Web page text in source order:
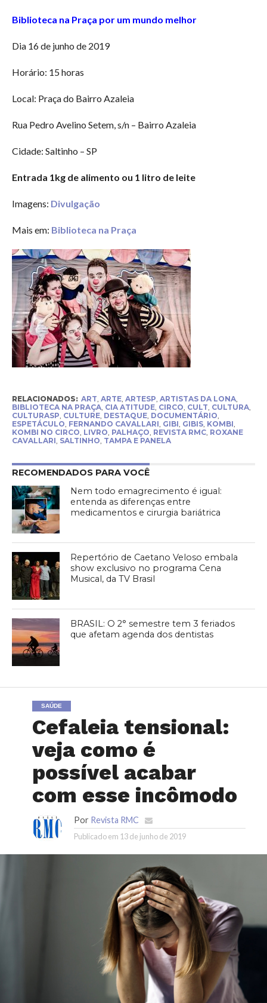
Biblioteca na Praça por um mundo melhor
Dia 16 de junho de 2019
Horário: 15 horas
Local: Praça do Bairro Azaleia
Rua Pedro Avelino Setem, s/n – Bairro Azaleia
Cidade: Saltinho – SP
Entrada 1kg de alimento ou 1 litro de leite
Imagens: Divulgação
Mais em: Biblioteca na Praça
RELACIONADOS: ART, ARTE, ARTESP, ARTISTAS DA LONA,
BIBLIOTECA NA PRAÇA, CIA ATITUDE, CIRCO, CULT, CULTURA,
CULTURASP, CULTURE, DESTAQUE, DOCUMENTÁRIO,
ESPETÁCULO, FERNANDO CAVALLARI, GIBI, GIBIS, KOMBI,
KOMBI NO CIRCO, LIVRO, PALHAÇO, REVISTA RMC, ROXANE
CAVALLARI, SALTINHO, TAMPA E PANELA
RECOMENDADOS PARA VOCÊ
Nem todo emagrecimento é igual:
entenda as diferenças entre
medicamentos e cirurgia bariátrica
Repertório de Caetano Veloso embala
show exclusivo no programa Cena
Musical, da TV Brasil
BRASIL: O 2° semestre tem 3 feriados
que afetam agenda dos dentistas
SAÚDE
Cefaleia tensional:
veja como é
possível acabar
com esse incômodo
Por Revista RMC
Publicado em 13 de junho de 2019